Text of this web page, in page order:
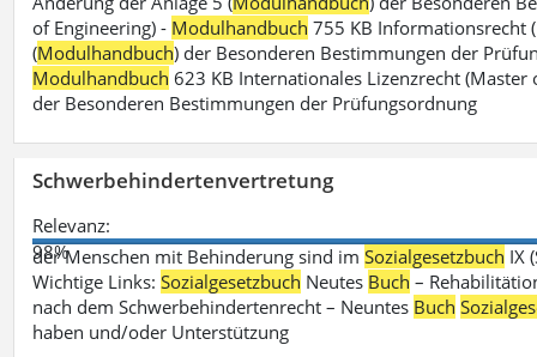
of Engineering) - Modulhandbuch 755 KB Informationsrecht
(Modulhandbuch) der Besonderen Bestimmungen der
Modulhandbuch 623 KB Internationales Lizenzrecht (Master
der Besonderen Bestimmungen der Prüfungsordnung
Schwerbehindertenvertretung
Relevanz:
98%
der Menschen mit Behinderung sind imSozialgesetzbuch IX
Wichtige Links:Sozialgesetzbuch Neutes Buch –
nach dem Schwerbehindertenrecht – Neuntes Buch
haben und/oder Unterstützung